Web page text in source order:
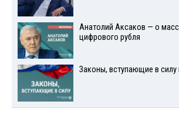
Анатолий Аксаков — о
цифрового рубля
Законы, вступающие в силу